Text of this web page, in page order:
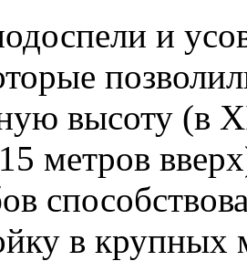
и
высоту (в
метров
в крупных